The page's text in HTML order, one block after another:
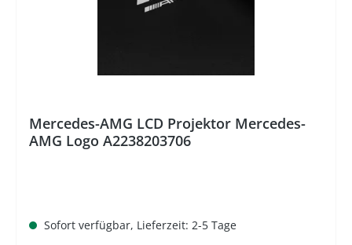
Mercedes-AMG LCD Projektor Mercedes-
AMG Logo A2238203706
Sofort verfügbar, Lieferzeit: 2-5 Tage